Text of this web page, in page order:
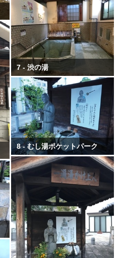
7 - 渋の湯
8 - むし湯ポケットパーク